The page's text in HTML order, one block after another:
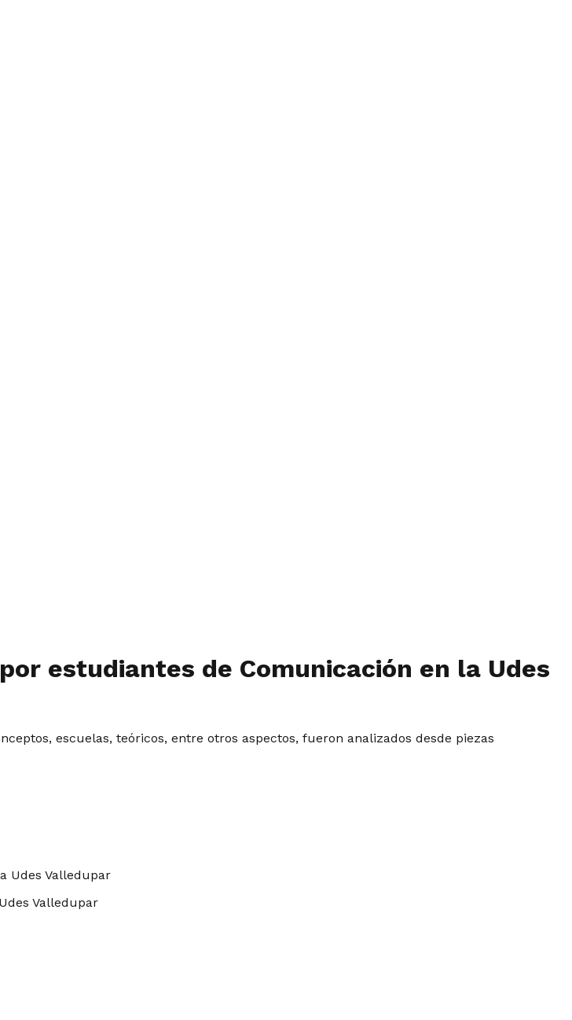
estudiantes de Comunicación en la Udes
escuelas, teóricos, entre otros aspectos, fueron analizados desde piezas
Valledupar